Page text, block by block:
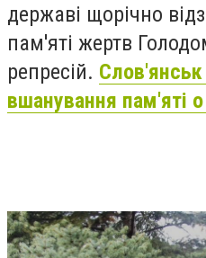
державі щорічно
пам'яті жертв
репресій.
вшанування пам'яті о